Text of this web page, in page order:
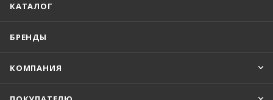
КАТАЛОГ
БРЕНДЫ
КОМПАНИЯ